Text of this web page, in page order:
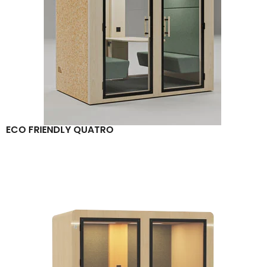
ECO FRIENDLY QUATRO